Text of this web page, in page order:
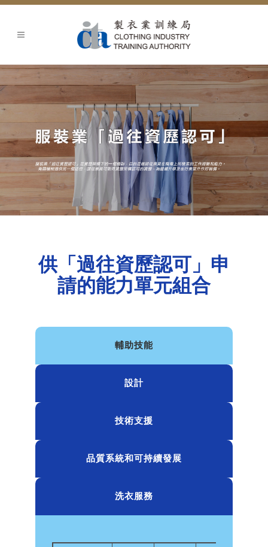
供「過往資歷認可」申
請的能力單元組合
輔助技能
設計
技術支援
品質系統和可持續發展
洗衣服務